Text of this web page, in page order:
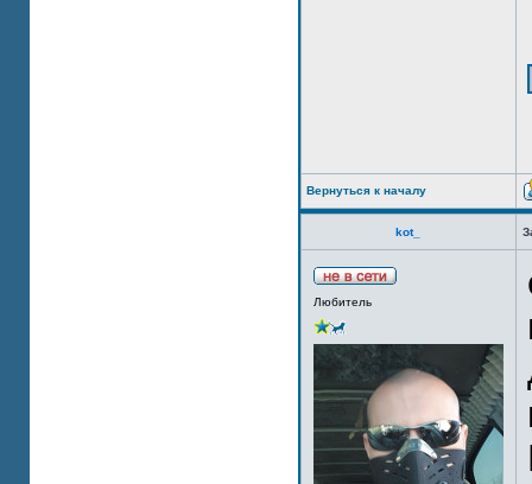
Вернуться к началу
kot_
Любитель